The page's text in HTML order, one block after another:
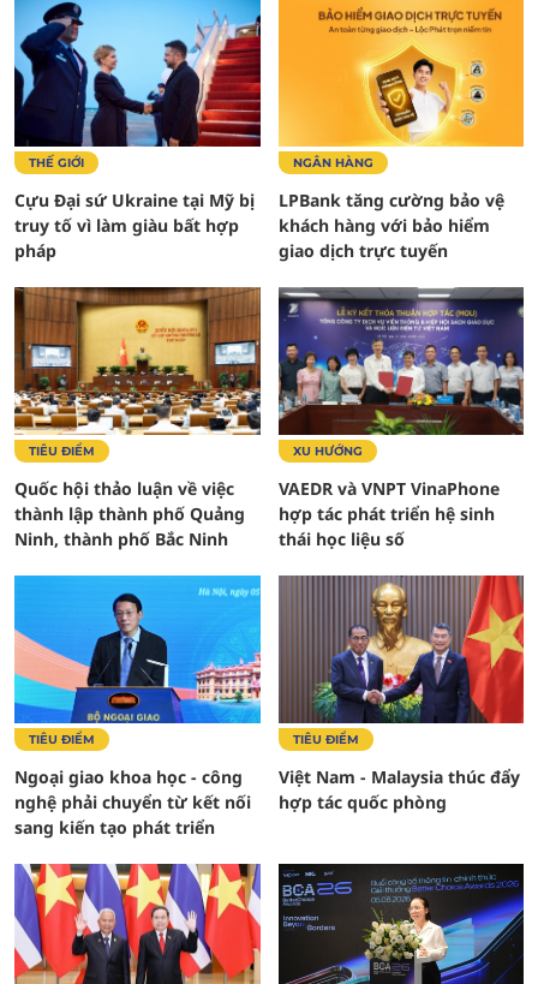
THẾ GIỚI
Cựu Đại sứ Ukraine tại Mỹ bị
truy tố vì làm giàu bất hợp
pháp
NGÂN HÀNG
LPBank tăng cường bảo vệ
khách hàng với bảo hiểm
giao dịch trực tuyến
TIÊU ĐIỂM
Quốc hội thảo luận về việc
thành lập thành phố Quảng
Ninh, thành phố Bắc Ninh
XU HƯỚNG
VAEDR và VNPT VinaPhone
hợp tác phát triển hệ sinh
thái học liệu số
TIÊU ĐIỂM
Ngoại giao khoa học - công
nghệ phải chuyển từ kết nối
sang kiến tạo phát triển
TIÊU ĐIỂM
Việt Nam - Malaysia thúc đẩy
hợp tác quốc phòng